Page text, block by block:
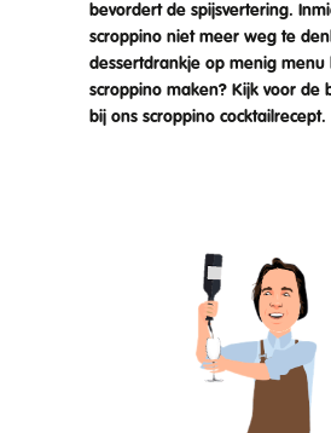
bevordert de spijsvertering.
scroppino niet meer weg te
dessertdrankje op menig menu
scroppino maken? Kijk voor de
bij ons scroppino cocktailrecept.